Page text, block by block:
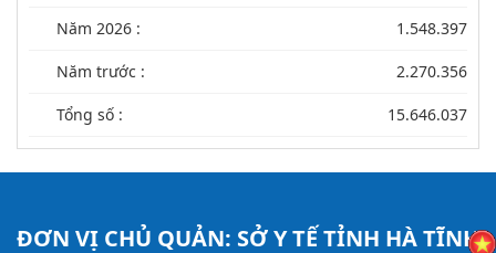
Năm 2026 : 1.548.397
Năm trước : 2.270.356
Tổng số : 15.646.037
ĐƠN VỊ CHỦ QUẢN: SỞ Y TẾ TỈNH HÀ TĨNH